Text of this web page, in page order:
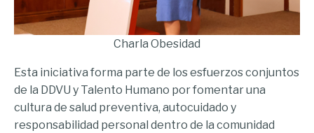
Charla Obesidad
Esta iniciativa forma parte de los esfuerzos conjuntos
de la DDVU y Talento Humano por fomentar una
cultura de salud preventiva, autocuidado y
responsabilidad personal dentro de la comunidad